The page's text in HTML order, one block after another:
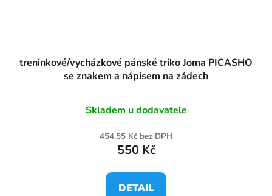
treninkové/vycházkové pánské triko Joma PICASHO
se znakem a nápisem na zádech
Skladem u dodavatele
454,55 Kč bez DPH
550 Kč
DETAIL